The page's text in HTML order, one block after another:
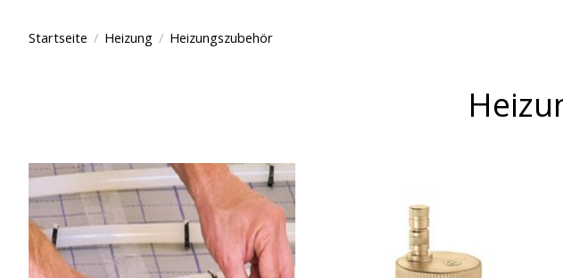
Startseite / Heizung / Heizungszubehör